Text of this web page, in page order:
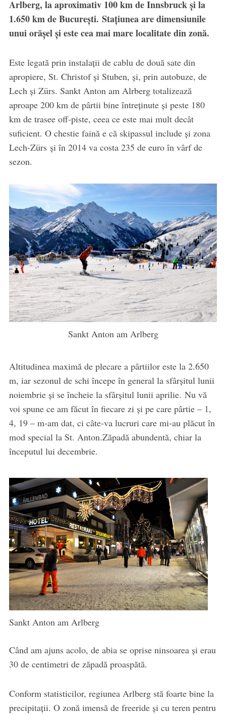
Arlberg, la aproximativ 100 km de Innsbruck şi la
1.650 km de Bucureşti. Staţiunea are dimensiunile
unui orăşel şi este cea mai mare localitate din zonă.
Este legată prin instalaţii de cablu de două sate din
apropiere, St. Christof şi Stuben, şi, prin autobuze, de
Lech şi Zürs. Sankt Anton am Alrberg totalizează
aproape 200 km de pârtii bine întreţinute şi peste 180
km de trasee off-piste, ceea ce este mai mult decât
suficient. O chestie faină e că skipassul include şi zona
Lech-Zürs şi în 2014 va costa 235 de euro în vârf de
sezon.
Sankt Anton am Arlberg
Altitudinea maximă de plecare a pârtiilor este la 2.650
m, iar sezonul de schi începe în general la sfârşitul lunii
noiembrie şi se încheie la sfârşitul lunii aprilie. Nu vă
voi spune ce am făcut în fiecare zi şi pe care pârtie – 1,
4, 19 – m-am dat, ci câte-va lucruri care mi-au plăcut în
mod special la St. Anton.Zăpadă abundentă, chiar la
începutul lui decembrie.
Sankt Anton am Arlberg
Când am ajuns acolo, de abia se oprise ninsoarea şi erau
30 de centimetri de zăpadă proaspătă.
Conform statisticilor, regiunea Arlberg stă foarte bine la
precipitaţii. O zonă imensă de freeride şi cu teren pentru